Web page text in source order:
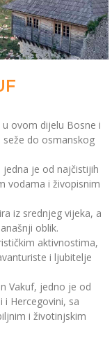
ovom dijelu Bosne i
do osmanskog
jedna je od najčistijih
vodama i živopisnim
iz srednjeg vijeka, a
oblik.
aktivnostima,
i ljubitelje
Vakuf, jedno je od
i Hercegovini, sa
i životinjskim